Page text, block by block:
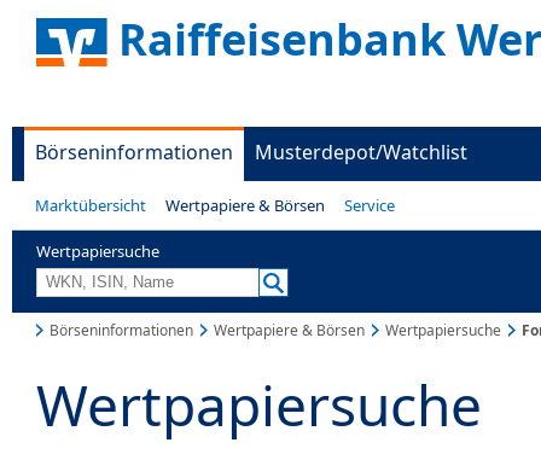
Raiffeisenbank
Börseninformationen Musterdepot/Watchlist
Marktübersicht Wertpapiere & Börsen Service
Wertpapiersuche
Börseninformationen Wertpapiere & Börsen Wertpapiersuche
Wertpapiersuche